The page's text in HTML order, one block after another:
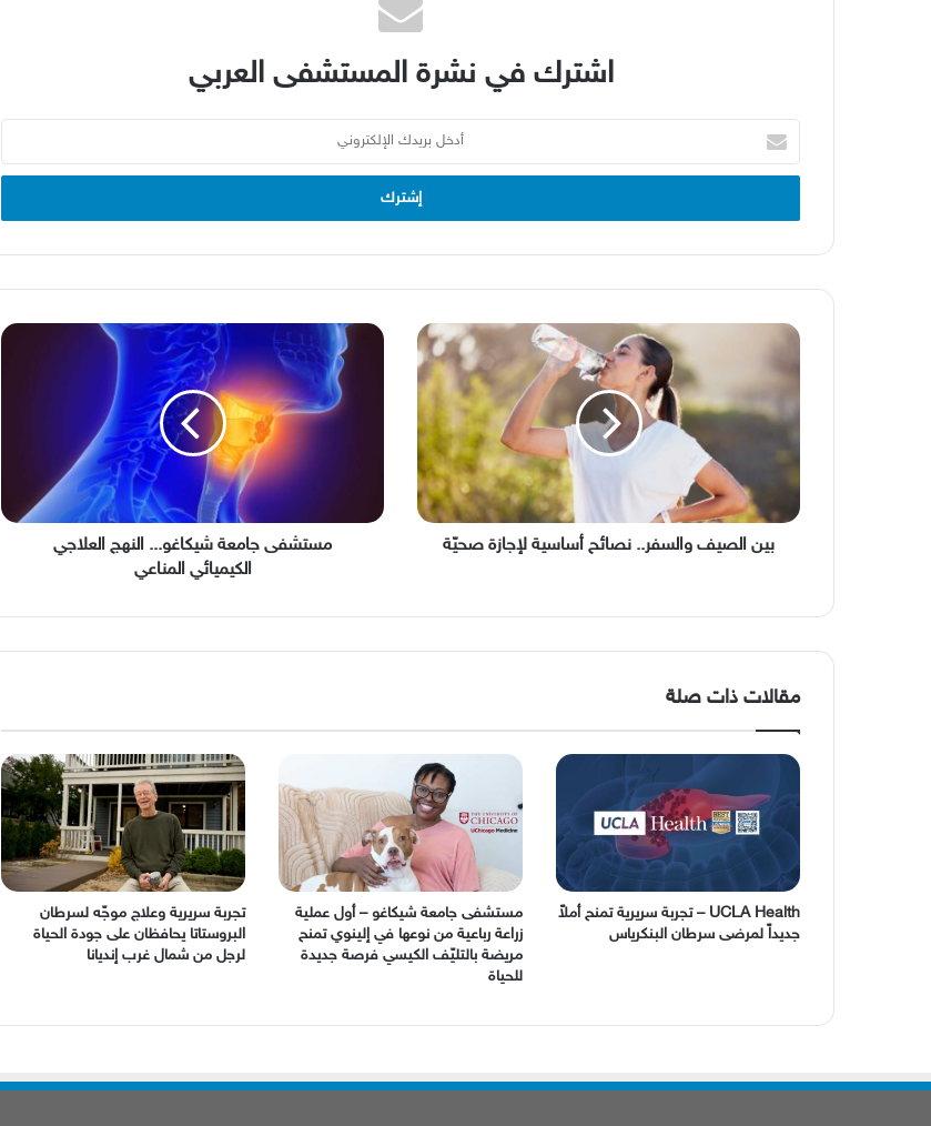
اشترك في نشرة المستشفى العربي
بريدك
الإلكتروني
بين
أساسية
لإجازة
بين الصيف والسفر.. نصائح أساسية لإجازة صحيّة
مستشفى
شيكاغو...
مستشفى جامعة شيكاغو... النهج العلاجي
الكيميائي المناعي
مقالات ذات صلة
UCLA Health – تجربة سريرية تمنح أملاً
جديداً لمرضى سرطان البنكرياس
مستشفى جامعة شيكاغو – أول عملية
زراعة رباعية من نوعها في إلينوي تمنح
مريضة بالتليّف الكيسي فرصة جديدة
للحياة
تجربة سريرية وعلاج موجّه لسرطان
البروستاتا يحافظان على جودة الحياة
لرجل من شمال غرب إنديانا